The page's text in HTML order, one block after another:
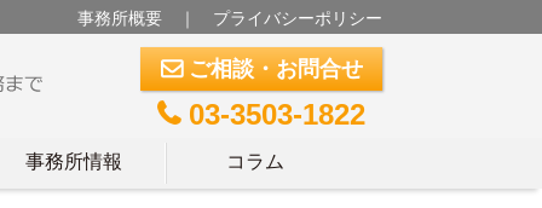
事務所概要 ｜ プライバシーポリシー
mご相談・お問合せ
t03-3503-1822
事務所情報 コラム